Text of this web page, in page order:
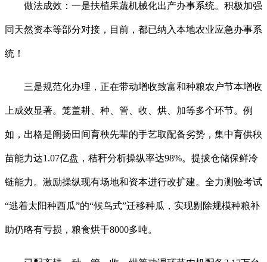
做法成效：一是扶植果蔬机械化出产办事系统。积极加强
同天然资本等部分对接，目前，都已纳入本地农业应急办事系
统！
三是规范化办理，正在带动增收致富和种粮农户节本增收
上成效显著。笼盖耕、种、管、收、烘、加等多个环节。例
如，出格是阐扬田间育秧先辈的手艺取配备劣势，集中育供秧
苗能力达1.07亿盘，秸秆分析操纵率达98%。提拔仓储保鲜冷
链能力。激励操纵现有场地和资本进行改扩建。全力测验考试
“逃着太阳种西瓜”的“候鸟式”迁移种瓜，实现剔除规模种粮补
助仍略有亏损，粮食烘干8000多吨。